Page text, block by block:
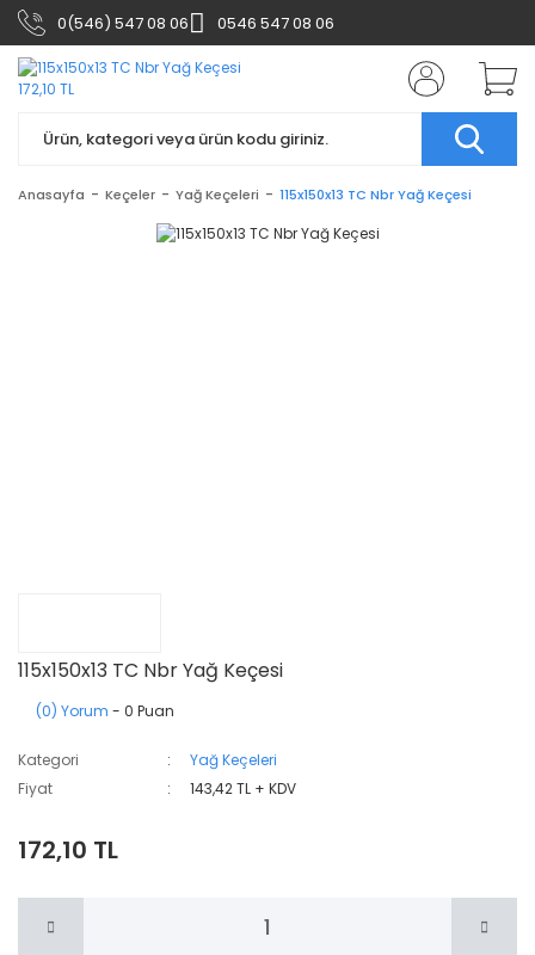
0(546) 547 08 06 0546 547 08 06
Anasayfa Keçeler Yağ Keçeleri 115x150x13 TC Nbr Yağ Keçesi
115x150x13 TC Nbr Yağ Keçesi
(0) Yorum - 0 Puan
Kategori
Yağ Keçeleri
Fiyat
143,42 TL + KDV
172,10 TL